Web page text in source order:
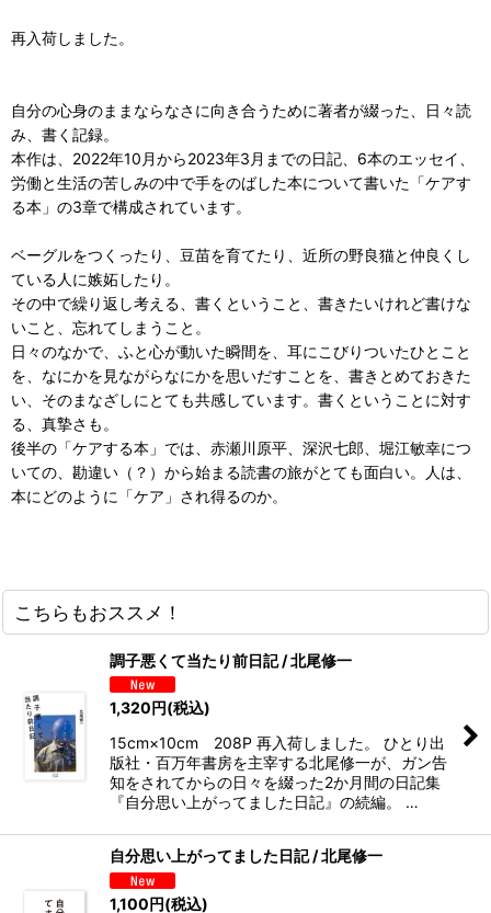
再入荷しました。
自分の心身のままならなさに向き合うために著者が綴った、日々読
み、書く記録。
本作は、2022年10月から2023年3月までの日記、6本のエッセイ、
労働と生活の苦しみの中で手をのばした本について書いた「ケアす
る本」の3章で構成されています。
ベーグルをつくったり、豆苗を育てたり、近所の野良猫と仲良くし
ている人に嫉妬したり。
その中で繰り返し考える、書くということ、書きたいけれど書けな
いこと、忘れてしまうこと。
日々のなかで、ふと心が動いた瞬間を、耳にこびりついたひとこと
を、なにかを見ながらなにかを思いだすことを、書きとめておきた
い、そのまなざしにとても共感しています。書くということに対す
る、真摯さも。
後半の「ケアする本」では、赤瀬川原平、深沢七郎、堀江敏幸につ
いての、勘違い（？）から始まる読書の旅がとても面白い。人は、
本にどのように「ケア」され得るのか。
こちらもおススメ！
調子悪くて当たり前日記 / 北尾修一
1,320円(税込)
15cm×10cm 208P 再入荷しました。 ひとり出
版社・百万年書房を主宰する北尾修一が、ガン告
知をされてからの日々を綴った2か月間の日記集
『自分思い上がってました日記』の続編。 …
自分思い上がってました日記 / 北尾修一
1,100円(税込)